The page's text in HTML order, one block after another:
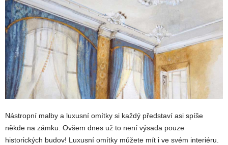
Nástropní malby a luxusní omítky si každý představí asi spíše
někde na zámku. Ovšem dnes už to není výsada pouze
historických budov! Luxusní omítky můžete mít i ve svém interiéru.